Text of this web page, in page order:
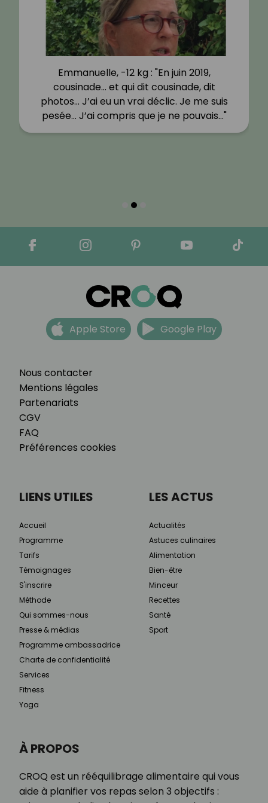
Emmanuelle, -12 kg : "En juin 2019,
cousinade… et qui dit cousinade, dit
photos… J’ai eu un vrai déclic. Je me suis
pesée… J’ai compris que je ne pouvais…"
Nous contacter
Mentions légales
Partenariats
CGV
FAQ
Préférences cookies
Apple Store Google Play
À PROPOS
CROQ est un rééquilibrage alimentaire qui vous
aide à planifier vos repas selon 3 objectifs :
LIENS UTILES
Accueil
Programme
Tarifs
Témoignages
S'inscrire
Méthode
Qui sommes-nous
Presse & médias
Programme ambassadrice
Charte de confidentialité
Services
Fitness
Yoga
LES ACTUS
Actualités
Astuces culinaires
Alimentation
Bien-être
Minceur
Recettes
Santé
Sport